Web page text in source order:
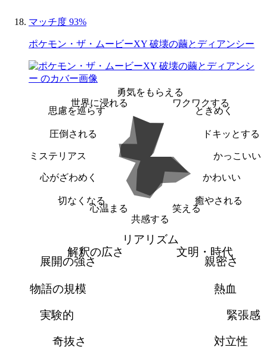
マッチ度 93%
ポケモン・ザ・ムービーXY 破壊の繭とディアンシー
勇気をもらえる
ワクワクする
ときめく
ドキッとする
かっこいい
かわいい
癒やされる
笑える
共感する
心温まる
切なくなる
心がざわめく
ミステリアス
圧倒される
思慮を巡らす
世界に浸れる
リアリズム
文明・時代
親密さ
熱血
緊張感
対立性
奇抜さ
実験的
物語の規模
展開の強さ
解釈の広さ